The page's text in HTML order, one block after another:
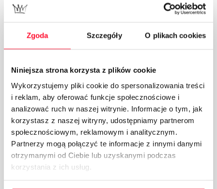
Zgoda Szczegóły O plikach cookies
Niniejsza strona korzysta z plików cookie
Wykorzystujemy pliki cookie do spersonalizowania treści
i reklam, aby oferować funkcje społecznościowe i
analizować ruch w naszej witrynie. Informacje o tym, jak
korzystasz z naszej witryny, udostępniamy partnerom
społecznościowym, reklamowym i analitycznym.
Partnerzy mogą połączyć te informacje z innymi danymi
otrzymanymi od Ciebie lub uzyskanymi podczas
korzystania z ich usług.
Kategorie Produktów
Twórcy
Rafał Pacześ
Abelard Giza
Produkty
Odzież
Bielizna i skarpetki
Bluzy, spodnie i odzież wierzchnia
Czapki i szaliki
Koszulki
Boxy/zestawy